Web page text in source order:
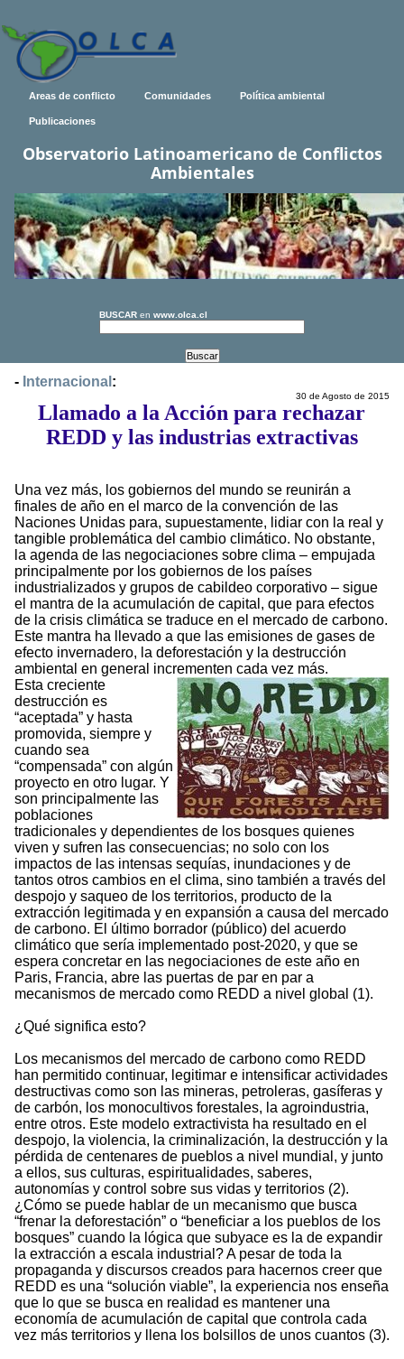
Areas de conflicto Comunidades Política ambiental
Publicaciones
Observatorio Latinoamericano de Conflictos
Ambientales
BUSCAR en www.olca.cl
- Internacional :
30 de Agosto de 2015
Llamado a la Acción para rechazar
REDD y las industrias extractivas
Una vez más, los gobiernos del mundo se reunirán a
finales de año en el marco de la convención de las
Naciones Unidas para, supuestamente, lidiar con la real y
tangible problemática del cambio climático. No obstante,
la agenda de las negociaciones sobre clima – empujada
principalmente por los gobiernos de los países
industrializados y grupos de cabildeo corporativo – sigue
el mantra de la acumulación de capital, que para efectos
de la crisis climática se traduce en el mercado de carbono.
Este mantra ha llevado a que las emisiones de gases de
efecto invernadero, la deforestación y la destrucción
ambiental en general incrementen cada vez más.
Esta creciente
destrucción es
“aceptada” y hasta
promovida, siempre y
cuando sea
“compensada” con algún
proyecto en otro lugar. Y
son principalmente las
poblaciones
tradicionales y dependientes de los bosques quienes
viven y sufren las consecuencias; no solo con los
impactos de las intensas sequías, inundaciones y de
tantos otros cambios en el clima, sino también a través del
despojo y saqueo de los territorios, producto de la
extracción legitimada y en expansión a causa del mercado
de carbono. El último borrador (público) del acuerdo
climático que sería implementado post-2020, y que se
espera concretar en las negociaciones de este año en
Paris, Francia, abre las puertas de par en par a
mecanismos de mercado como REDD a nivel global (1).
¿Qué significa esto?
Los mecanismos del mercado de carbono como REDD
han permitido continuar, legitimar e intensificar actividades
destructivas como son las mineras, petroleras, gasíferas y
de carbón, los monocultivos forestales, la agroindustria,
entre otros. Este modelo extractivista ha resultado en el
despojo, la violencia, la criminalización, la destrucción y la
pérdida de centenares de pueblos a nivel mundial, y junto
a ellos, sus culturas, espiritualidades, saberes,
autonomías y control sobre sus vidas y territorios (2).
¿Cómo se puede hablar de un mecanismo que busca
“frenar la deforestación” o “beneficiar a los pueblos de los
bosques” cuando la lógica que subyace es la de expandir
la extracción a escala industrial? A pesar de toda la
propaganda y discursos creados para hacernos creer que
REDD es una “solución viable”, la experiencia nos enseña
que lo que se busca en realidad es mantener una
economía de acumulación de capital que controla cada
vez más territorios y llena los bolsillos de unos cuantos (3).